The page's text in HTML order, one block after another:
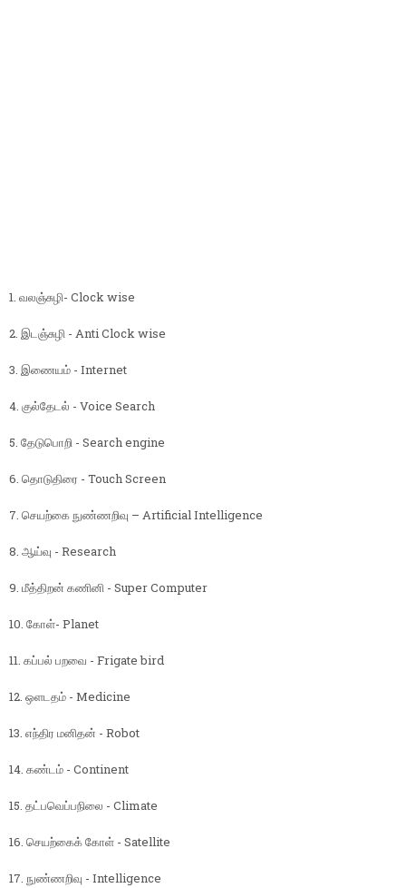
1. வலஞ்சுழி- Clock wise
2. இடஞ்சுழி - Anti Clock wise
3. இணையம் - Internet
4. குல்தேடல் - Voice Search
5. தேடுபொறி - Search engine
6. தொடுதிரை - Touch Screen
7. செயற்கை நுண்ணறிவு – Artificial Intelligence
8. ஆய்வு - Research
9. மீத்திறன் கணினி - Super Computer
10. கோள்- Planet
11. கப்பல் பறவை - Frigate bird
12. ஒளடதம் - Medicine
13. எந்திர மனிதன் - Robot
14. கண்டம் - Continent
15. தட்பவெப்பநிலை - Climate
16. செயற்கைக் கோள் - Satellite
17. நுண்ணறிவு - Intelligence